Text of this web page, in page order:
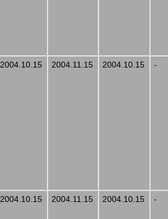
2004.10.15 2004.11.15 2004.10.15 -
2004.10.15 2004.11.15 2004.10.15 -